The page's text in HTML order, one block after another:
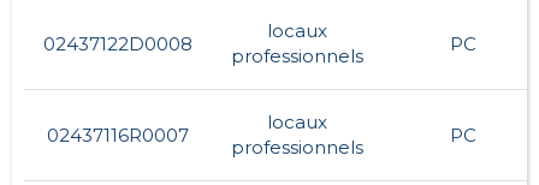
02437122D0008
locaux
professionnels
PC
02437116R0007
locaux
professionnels
PC